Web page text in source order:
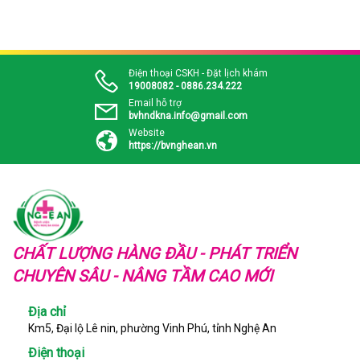
Điện thoại CSKH - Đặt lịch khám
19008082 - 0886.234.222
Email hỗ trợ
bvhndkna.info@gmail.com
Website
https://bvnghean.vn
CHẤT LƯỢNG HÀNG ĐẦU - PHÁT TRIỂN
CHUYÊN SÂU - NÂNG TẦM CAO MỚI
Địa chỉ
Km5, Đại lộ Lê nin, phường Vinh Phú, tỉnh Nghệ An
Điện thoại